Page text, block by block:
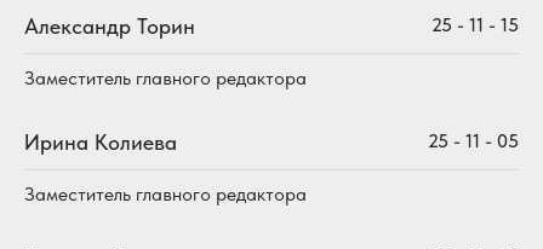
Александр Торин 25 - 11 - 15
Заместитель главного редактора
Ирина Колиева 25 - 11 - 05
Заместитель главного редактора